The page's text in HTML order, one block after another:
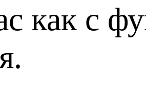
как с